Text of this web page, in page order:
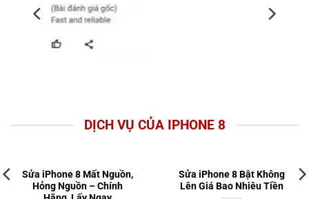
DỊCH VỤ CỦA IPHONE 8
Sửa iPhone 8 Mất Nguồn,
Hỏng Nguồn – Chính
Sửa iPhone 8 Bật Không
Lên Giá Bao Nhiêu Tiền